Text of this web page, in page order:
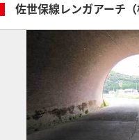
佐世保線レンガアーチ（